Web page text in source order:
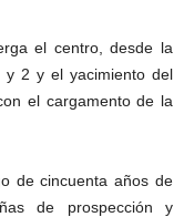
el centro, desde la
y 2 y el yacimiento del
el cargamento de la
de cincuenta años de
de prospección y